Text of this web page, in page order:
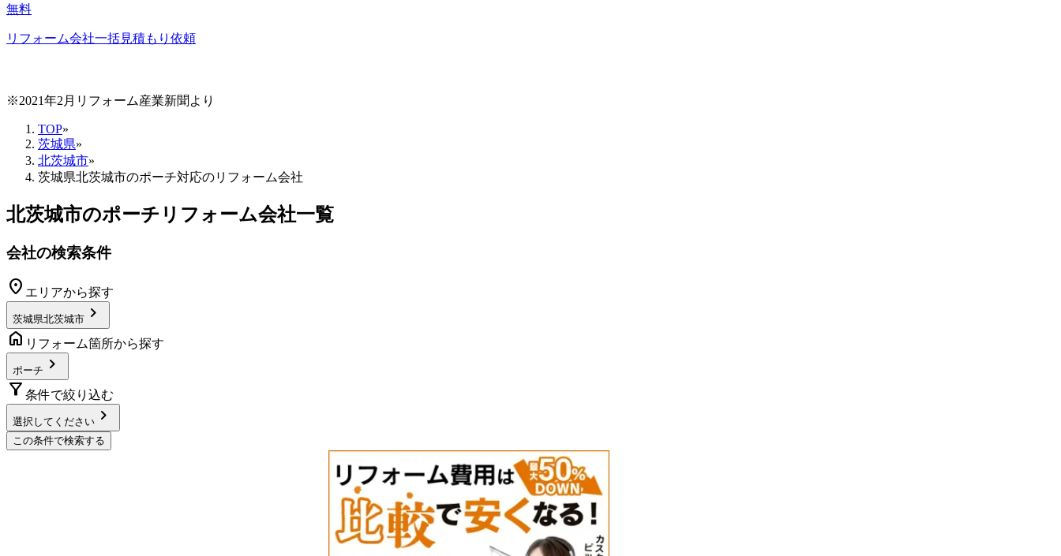
無料
リフォーム会社一括見積もり依頼
※2021年2月リフォーム産業新聞より
TOP»
茨城県»
北茨城市»
茨城県北茨城市のポーチ対応のリフォーム会社
北茨城市のポーチリフォーム会社一覧
会社の検索条件
location_on エリアから探す
茨城県北茨城市 chevron_right
home リフォーム箇所から探す
ポーチ chevron_right
filter_alt 条件で絞り込む
選択してください chevron_right
この条件で検索する